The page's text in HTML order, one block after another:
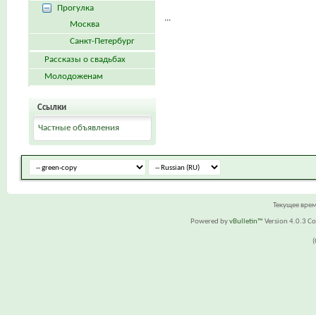
...
Прогулка
Москва
Санкт-Петербург
Рассказы о свадьбах
Молодоженам
Ссылки
Частные объявления
Текущее
Powered byvBulletin™ Version 4.0.3